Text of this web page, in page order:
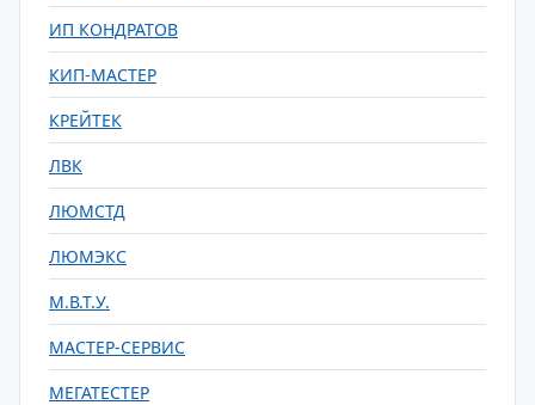
ИП КОНДРАТОВ
КИП-МАСТЕР
КРЕЙТЕК
ЛВК
ЛЮМСТД
ЛЮМЭКС
М.В.Т.У.
МАСТЕР-СЕРВИС
МЕГАТЕСТЕР